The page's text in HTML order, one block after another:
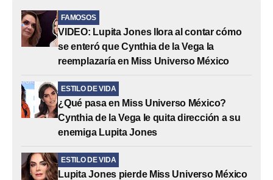
FAMOSOS
VIDEO: Lupita Jones llora al contar cómo
se enteró que Cynthia de la Vega la
reemplazaría en Miss Universo México
ESTILO DE VIDA
¿Qué pasa en Miss Universo México?
Cynthia de la Vega le quita dirección a su
enemiga Lupita Jones
ESTILO DE VIDA
Lupita Jones pierde Miss Universo México